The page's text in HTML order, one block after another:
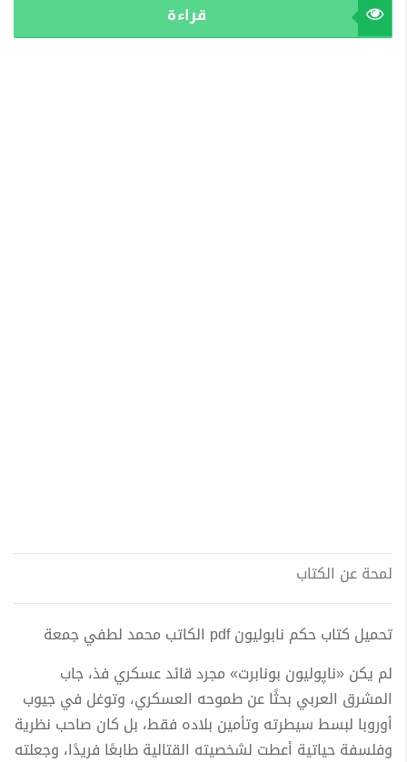
قراءة
لمحة عن الكتاب
تحميل كتاب حكم نابوليون pdf الكاتب محمد لطفي جمعة
لم يكن «ناپوليون بونابرت» مجرد قائد عسكري فذ، جاب
المشرق العربي بحثًا عن طموحه العسكري، وتوغل في جيوب
أوروبا لبسط سيطرته وتأمين بلاده فقط، بل كان صاحب نظرية
وفلسفة حياتية أعطت لشخصيته القتالية طابعًا فريدًا، وجعلته